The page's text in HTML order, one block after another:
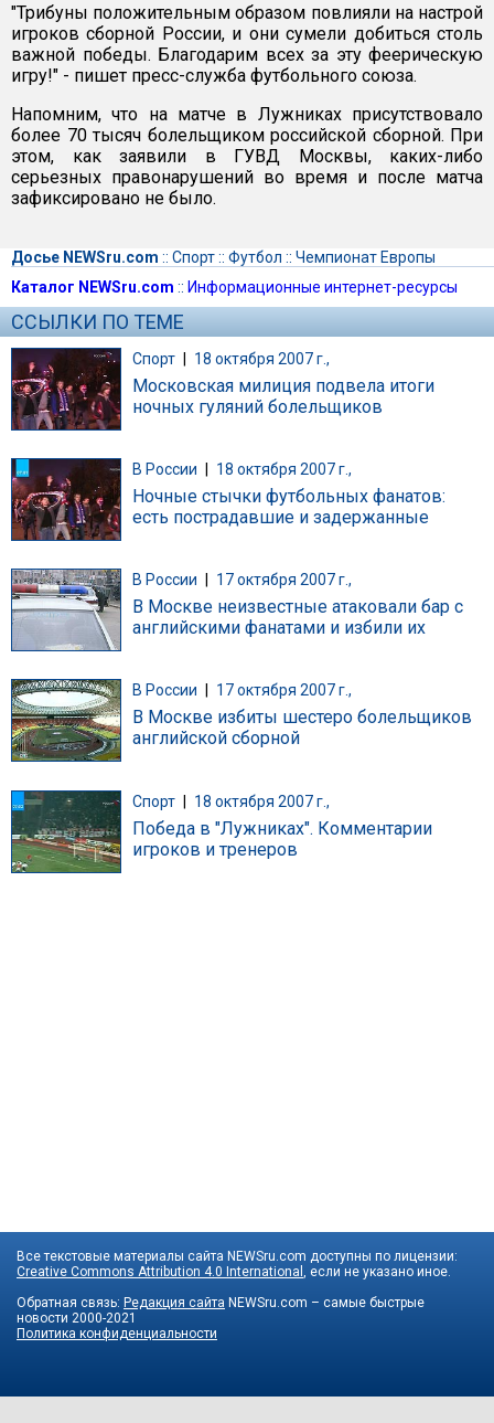
"Трибуны положительным образом повлияли на настрой
игроков сборной России, и они сумели добиться столь
важной победы. Благодарим всех за эту феерическую
игру!" - пишет пресс-служба футбольного союза.
Напомним, что на матче в Лужниках присутствовало
более 70 тысяч болельщиком российской сборной. При
этом, как заявили в ГУВД Москвы, каких-либо
серьезных правонарушений во время и после матча
зафиксировано не было.
Досье NEWSru.com :: Спорт:: Футбол :: Чемпионат Европы
Каталог NEWSru.com :: Информационные интернет-ресурсы
ССЫЛКИ ПО ТЕМЕ
Спорт | 18 октября 2007 г.,
Московская милиция подвела итоги
ночных гуляний болельщиков
В России 18 октября 2007 г.,
Ночные стычки футбольных фанатов:
есть пострадавшие и задержанные
В России 17 октября 2007 г.,
В Москве неизвестные атаковали бар с
английскими фанатами и избили их
В России 17 октября 2007 г.,
В Москве избиты шестеро болельщиков
английской сборной
Спорт | 18 октября 2007 г.,
Победа в "Лужниках". Комментарии
игроков и тренеров
Все текстовые материалы сайта NEWSru.com доступны по лицензии:
Creative Commons Attribution 4.0 International , если не указано иное.
Обратная связь: Редакция сайта NEWSru.com – самые быстрые
новости 2000-2021
Политика конфиденциальности